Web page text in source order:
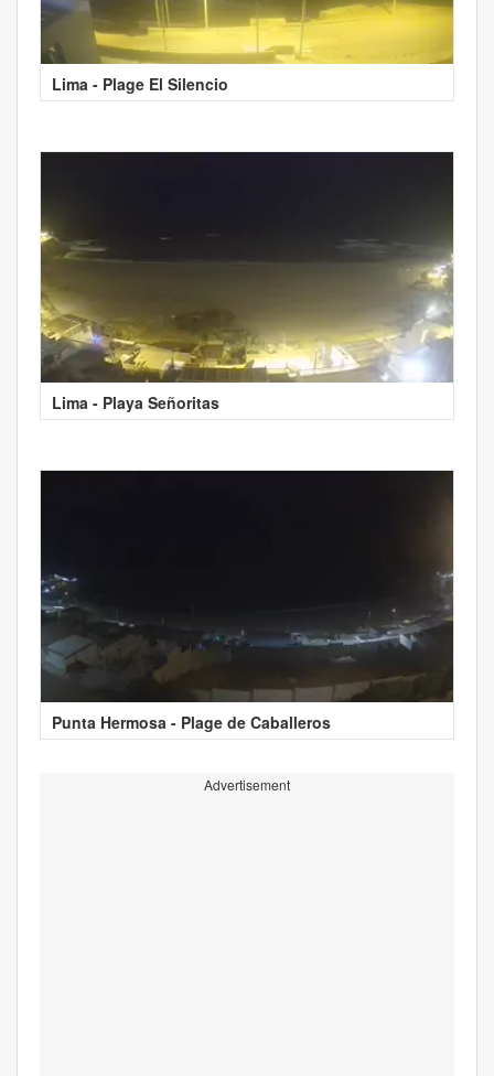
Lima - Plage El Silencio
Lima - Playa Señoritas
Punta Hermosa - Plage de Caballeros
Advertisement